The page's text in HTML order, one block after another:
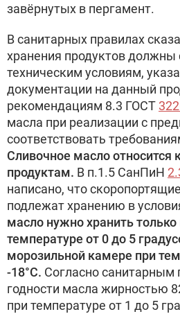
завёрнутых в пергамент.
В санитарных правилах
хранения продуктов должны
техническим условиям,
документации на данный
рекомендациям 8.3 ГОСТ
масла при реализации с
соответствовать
Сливочное масло относится
продуктам. В п.1.5 СанПиН
написано, что
подлежат хранению в
масло нужно хранить
температуре от 0 до 5
морозильной камере при
-18°С. Согласно санитарным
годности масла жирностью
при температуре от 1 до 5